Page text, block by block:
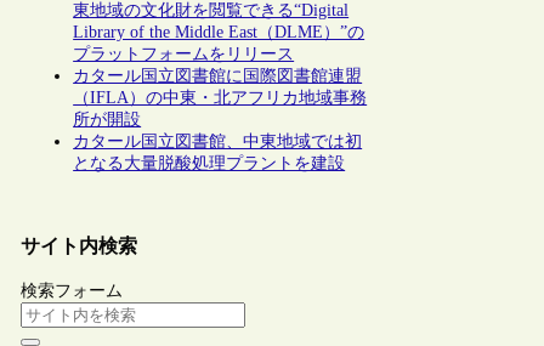
東地域の文化財を閲覧できる“Digital
Library of the Middle East（DLME）”の
プラットフォームをリリース
カタール国立図書館に国際図書館連盟
（IFLA）の中東・北アフリカ地域事務
所が開設
カタール国立図書館、中東地域では初
となる大量脱酸処理プラントを建設
サイト内検索
検索フォーム